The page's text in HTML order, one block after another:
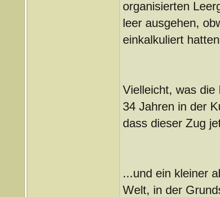
organisierten
leer ausgehen,
einkalkuliert
Vielleicht, was die
34 Jahren in der
dass dieser Zug
...und ein kleiner
Welt, in der